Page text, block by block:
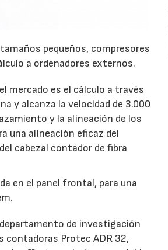
pequeños, compresores
a ordenadores externos.
mercado es el cálculo a través
y alcanza la velocidad de 3.000
y la alineación de los
una alineación eficaz del
cabezal contador de fibra
en el panel frontal, para una
de investigación
contadoras Protec ADR 32,